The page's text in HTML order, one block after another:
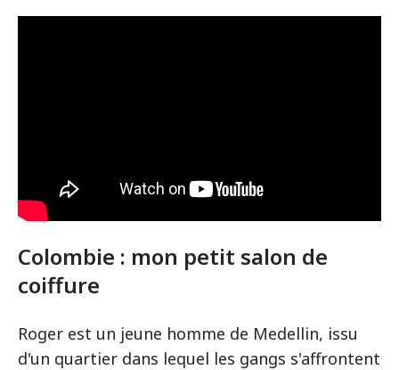
Colombie : mon petit salon de
coiffure
Roger est un jeune homme de Medellin, issu
d'un quartier dans lequel les gangs s'affrontent